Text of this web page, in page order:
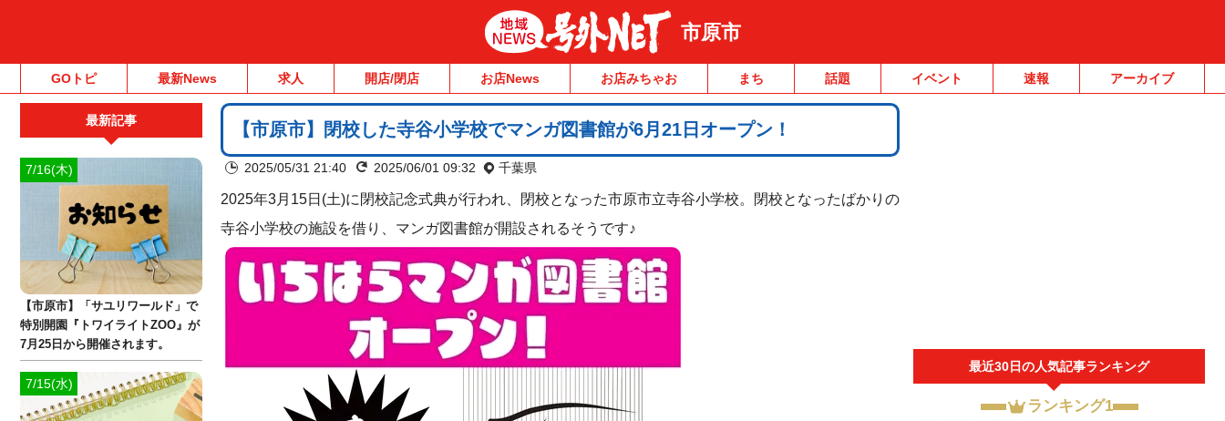
市原市
GOトピ 最新News 求人 開店/閉店 お店News お店みちゃお まち 話題 イベント 速報 アーカイブ
【市原市】閉校した寺谷小学校でマンガ図書館が6月21日オープン！
2025/05/31 21:40 2025/06/01 09:32 千葉県
2025年3月15日(土)に閉校記念式典が行われ、閉校となった市原市立寺谷小学校。閉校となったばかりの
寺谷小学校の施設を借り、マンガ図書館が開設されるそうです♪
最近30日の人気記事ランキング
ランキング1
最新記事
7/16(木)
【市原市】「サユリワールド」で
特別開園『トワイライトZOO』が
7月25日から開催されます。
7/15(水)